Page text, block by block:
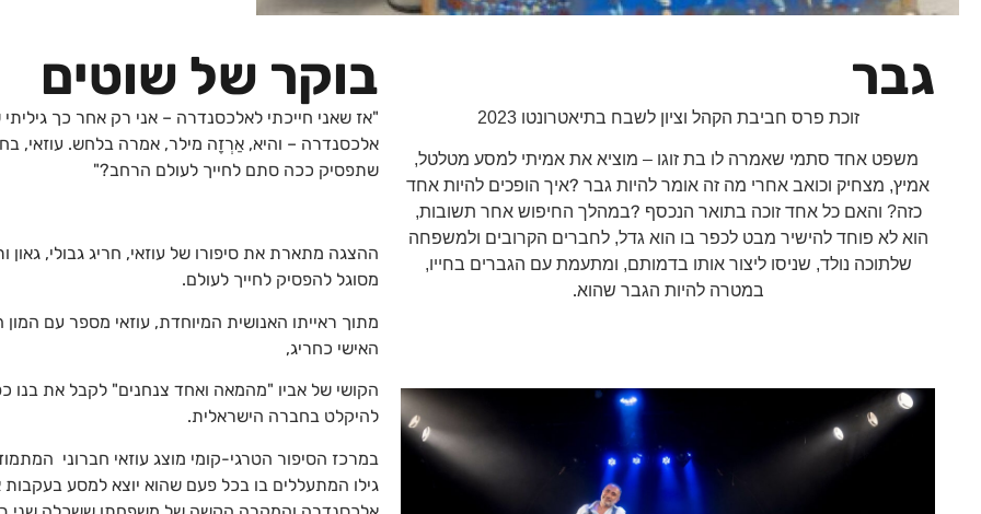
גבר
זוכת פרס חביבת הקהל וציון לשבח בתיאטרונטו 2023
משפט אחד סתמי שאמרה לו בת זוגו – מוציא את אמיתי למסע מטלטל,
אמיץ, מצחיק וכואב אחרי מה זה אומר להיות גבר?איך הופכים להיות אחד
כזה? והאם כל אחד זוכה בתואר הנכסף ?במהלך החיפוש אחר תשובות,
הוא לא פוחד להישיר מבט לכפר בו הוא גדל, לחברים הקרובים ולמשפחה
שלתוכה נולד, שניסו ליצור אותו בדמותם, ומתעמת עם הגברים בחייו,
במטרה להיות הגבר שהוא.
בוקר של שוטים
"אז שאני חייכתי לאלכסנדרה – אני רק אחר כך
אלכסנדרה – והיא, אַרְזָה מילר, אמרה בלחש. עוזאי,
שתפסיק ככה סתם לחייך לעולם הרחב?"
ההצגה מתארת את סיפורו של עוזאי, חריג גבולי, גאון
מסוגל להפסיק לחייך לעולם.
מתוך ראייתו האנושית המיוחדת, עוזאי מספר עם המון
האישי כחריג,
הקושי של אביו "מהמאה ואחד צנחנים" לקבל את בנו
להיקלט בחברה הישראלית.
במרכז הסיפור הטרגי-קומי מוצג עוזאי חברוני
גילו המתעללים בו בכל פעם שהוא יוצא למסע